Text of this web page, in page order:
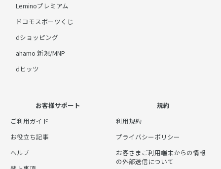
Leminoプレミアム
ドコモスポーツくじ
dショッピング
ahamo 新規/MNP
dヒッツ
お客様サポート
ご利用ガイド
お役立ち記事
ヘルプ
規約
利用規約
プライバシーポリシー
お客さまご利用端末からの情報
の外部送信について